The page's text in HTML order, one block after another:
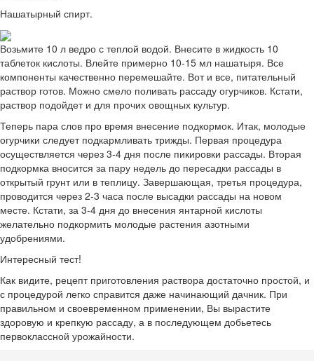
Нашатырный спирт.
Возьмите 10 л ведро с теплой водой. Внесите в жидкость 10
таблеток кислоты. Влейте примерно 10-15 мл нашатыря. Все
компоненты качественно перемешайте. Вот и все, питательный
раствор готов. Можно смело поливать рассаду огурчиков. Кстати,
раствор подойдет и для прочих овощных культур.
Теперь пара слов про время внесение подкормок. Итак, молодые
огурчики следует подкармливать трижды. Первая процедура
осуществляется через 3-4 дня после пикировки рассады. Вторая
подкормка вносится за пару недель до пересадки рассады в
открытый грунт или в теплицу. Завершающая, третья процедура,
проводится через 2-3 часа после высадки рассады на новом
месте. Кстати, за 3-4 дня до внесения янтарной кислоты
желательно подкормить молодые растения азотными
удобрениями.
Интересный тест!
Как видите, рецепт приготовления раствора достаточно простой, и
с процедурой легко справится даже начинающий дачник. При
правильном и своевременном применении, Вы вырастите
здоровую и крепкую рассаду, а в последующем добьетесь
первоклассной урожайности.